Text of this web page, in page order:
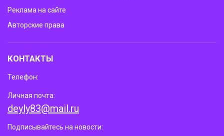
Реклама на сайте
Авторские права
КОНТАКТЫ
Телефон:
Личная почта:
deyly83@mail.ru
Подписывайтесь на новости: